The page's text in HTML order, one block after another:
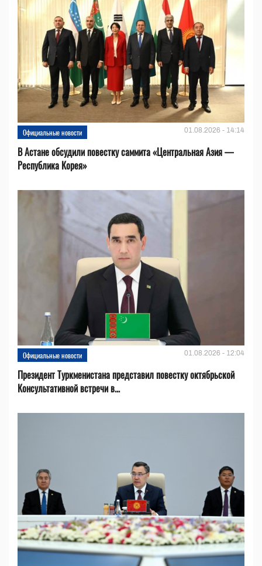
Официальные новости 01.08.2026 - 14:14
В Астане обсудили повестку саммита «Центральная Азия —
Республика Корея»
Официальные новости 01.08.2026 - 12:04
Президент Туркменистана представил повестку октябрьской
Консультативной встречи в...